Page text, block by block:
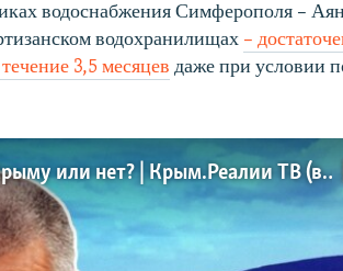
водоснабжения Симферополя –
водохранилищах –
3,5 месяцев даже при условии
Так есть ли вода в Крыму или нет? | Крым.Реалии ТВ (видео)